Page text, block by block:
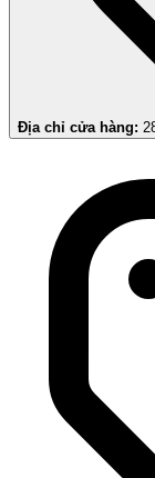
Địa chỉ cửa hàng: